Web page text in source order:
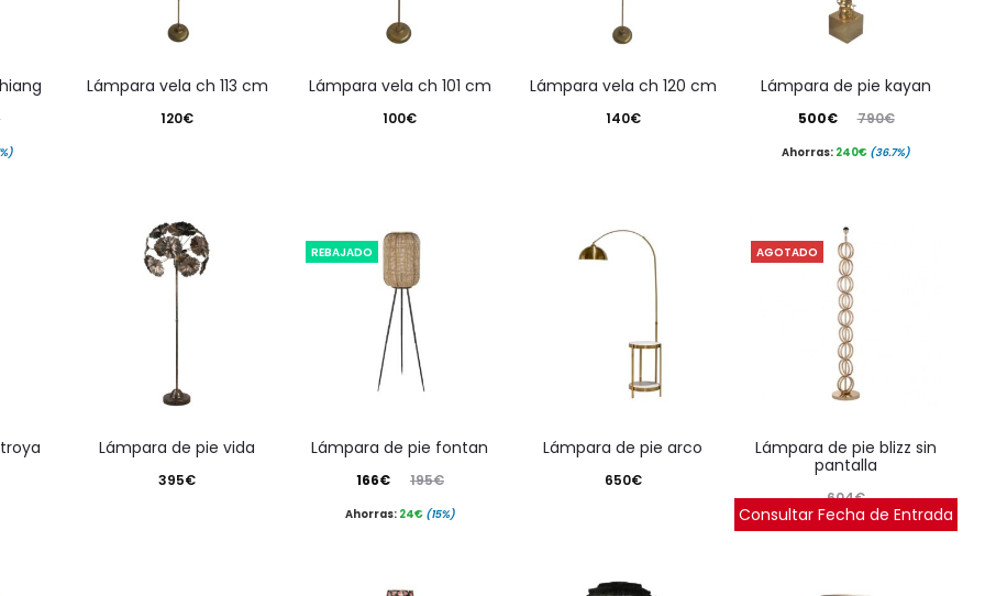
lámpara vela ch 113 cm
120€
lámpara vela ch 101 cm
100€
lámpara vela ch 120 cm
140€
lámpara de pie kayan
790€
El
precio
790€.
500€
precio
500€.
Ahorras: 240€ (36.7%)
lámpara de pie vida
395€
REBAJADO
lámpara de pie fontan
195€
El
precio
166€
El
precioAhorras: 24€ (15%)
lámpara de pie arco
650€
AGOTADO
lámpara de pie blizz sin
pantalla
604€
Consultar Fecha de Entrada